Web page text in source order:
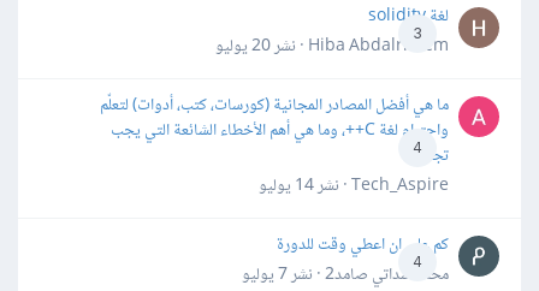
3
لغة solidity
Hiba Abdalrheem · نشر
20 يوليو
4
ما هي أفضل المصادر المجانية (كورسات، كتب، أدوات) لتعلّم
واحترام لغة C++، وما هي أهم الأخطاء الشائعة التي يجب
تجنبها؟
Tech_Aspire · نشر
14 يوليو
4
كم علي ان اعطي وقت للدورة
محمد سداتي صامد2 · نشر
7 يوليو